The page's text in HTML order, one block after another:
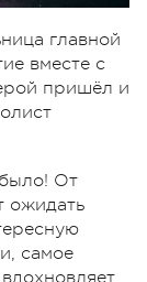
главной
вместе с
пришёл и
От
ожидать
самое